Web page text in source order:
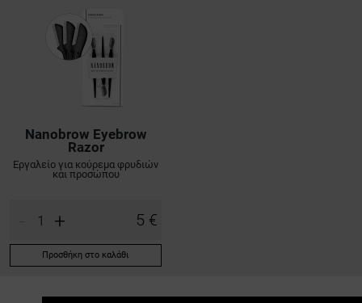
Nanobrow Eyebrow
Razor
Εργαλείο για κούρεμα φρυδιών
και προσώπου
5 €
+
Προσθήκη στο καλάθι